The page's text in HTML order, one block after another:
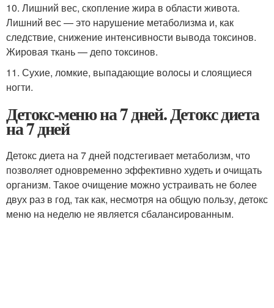
10. Лишний вес, скопление жира в области живота.
Лишний вес — это нарушение метаболизма и, как
следствие, снижение интенсивности вывода токсинов.
Жировая ткань — депо токсинов.
11. Сухие, ломкие, выпадающие волосы и слоящиеся
ногти.
Детокс-меню на 7 дней. Детокс диета
на 7 дней
Детокс диета на 7 дней подстегивает метаболизм, что
позволяет одновременно эффективно худеть и очищать
организм. Такое очищение можно устраивать не более
двух раз в год, так как, несмотря на общую пользу, детокс
меню на неделю не является сбалансированным.